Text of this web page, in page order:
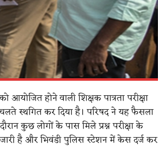
आयोजित होने वाली शिक्षक पात्रता परीक्षा
स्थगित कर दिया है। परिषद ने यह फैसला
कुछ लोगों के पास मिले प्रश्न परीक्षा के
है और भिवंडी पुलिस स्टेशन में केस दर्ज कर